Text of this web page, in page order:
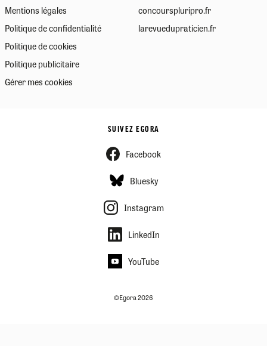
Mentions légales
Politique de confidentialité
Politique de cookies
Politique publicitaire
Gérer mes cookies
concourspluripro.fr
larevuedupraticien.fr
SUIVEZ EGORA
Facebook
Bluesky
Instagram
LinkedIn
YouTube
©Egora 2026